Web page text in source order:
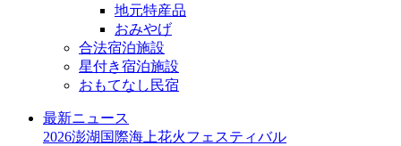
地元特産品
おみやげ
合法宿泊施設
星付き宿泊施設
おもてなし民宿
最新ニュース
2026澎湖国際海上花火フェスティバル